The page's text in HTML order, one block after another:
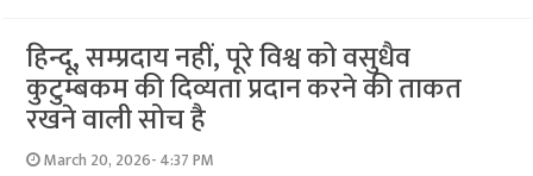
हिन्दू, सम्प्रदाय नहीं, पूरे विश्व को वसुधैव
कुटुम्बकम की दिव्यता प्रदान करने की ताकत
रखने वाली सोच है
March 20, 2026- 4:37 PM